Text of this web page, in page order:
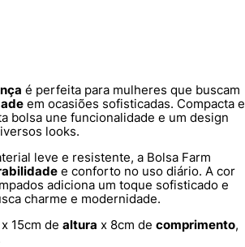
é perfeita para mulheres que buscam
em ocasiões sofisticadas. Compacta e
bolsa une funcionalidade e um design
looks.
leve e resistente, a Bolsa Farm
e conforto no uso diário. A cor
adiciona um toque sofisticado e
charme e modernidade.
x 15cm de altura x 8cm de comprimento,